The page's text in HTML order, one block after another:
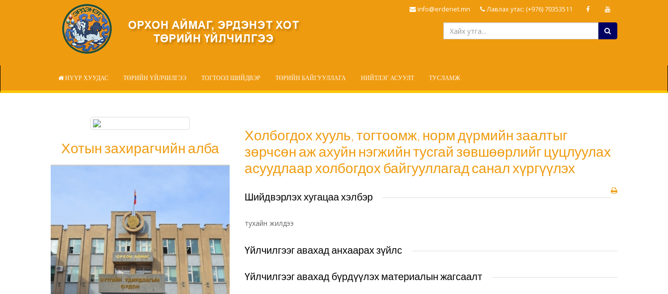
info@erdenet.mn Лавлах утас: (+976) 70353511
НҮҮР ХУУДАС ТӨРИЙН ҮЙЛЧИЛГЭЭ ТОГТООЛ ШИЙДВЭР ТӨРИЙН БАЙГУУЛЛАГА НИЙТЛЭГ АСУУЛТ ТУСЛАМЖ
Хотын захирагчийн алба
Холбогдох хууль, тогтоомж, норм дүрмийн заалтыг
зөрчсөн аж ахуйн нэгжийн тусгай зөвшөөрлийг цуцлуулах
асуудлаар холбогдох байгууллагад санал хүргүүлэх
Шийдвэрлэх хугацаа хэлбэр
тухайн жилдээ
Үйлчилгээг авахад анхаарах зүйлс
Үйлчилгээг авахад бүрдүүлэх материалын жагсаалт